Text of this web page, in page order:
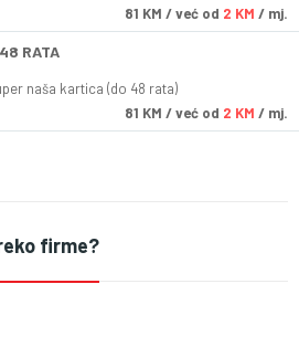
81 KM / već od 2 KM / mj.
RATA
naša kartica (do 48 rata)
81 KM / već od 2 KM / mj.
firme?